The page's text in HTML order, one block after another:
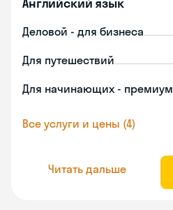
Деловой - для бизнеса
Для путешествий
Для начинающих - премиум
Все услуги и цены (4)
Читать дальше